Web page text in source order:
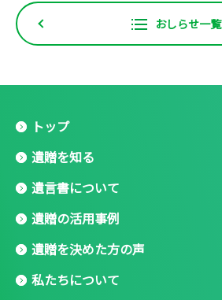
おしらせ一覧
トップ
遺贈を知る
遺言書について
遺贈の活用事例
遺贈を決めた方の声
私たちについて